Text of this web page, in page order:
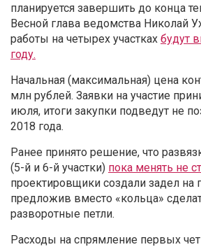
планируется завершить до конца
Весной глава ведомства Николай
работы на четырех участках будут
году.
Начальная (максимальная) цена
млн рублей. Заявки на участие
июля, итоги закупки подведут не
2018 года.
Ранее принято решение, что
(5-й и 6-й участки) пока менять не
проектировщики создали задел на
предложив вместо «кольца»
разворотные петли.
Расходы на спрямление первых